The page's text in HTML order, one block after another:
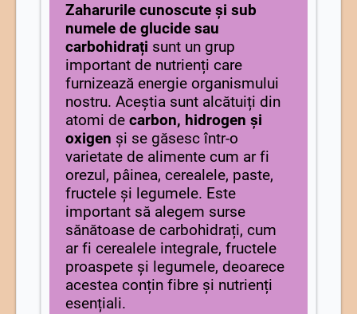
Zaharurile cunoscute și sub
numele de glucide sau
carbohidrați sunt un grup
important de nutrienți care
furnizează energie organismului
nostru. Aceștia sunt alcătuiți din
atomi de carbon, hidrogen și
oxigen și se găsesc într-o
varietate de alimente cum ar fi
orezul, pâinea, cerealele, paste,
fructele și legumele. Este
important să alegem surse
sănătoase de carbohidrați, cum
ar fi cerealele integrale, fructele
proaspete și legumele, deoarece
acestea conțin fibre și nutrienți
esențiali.